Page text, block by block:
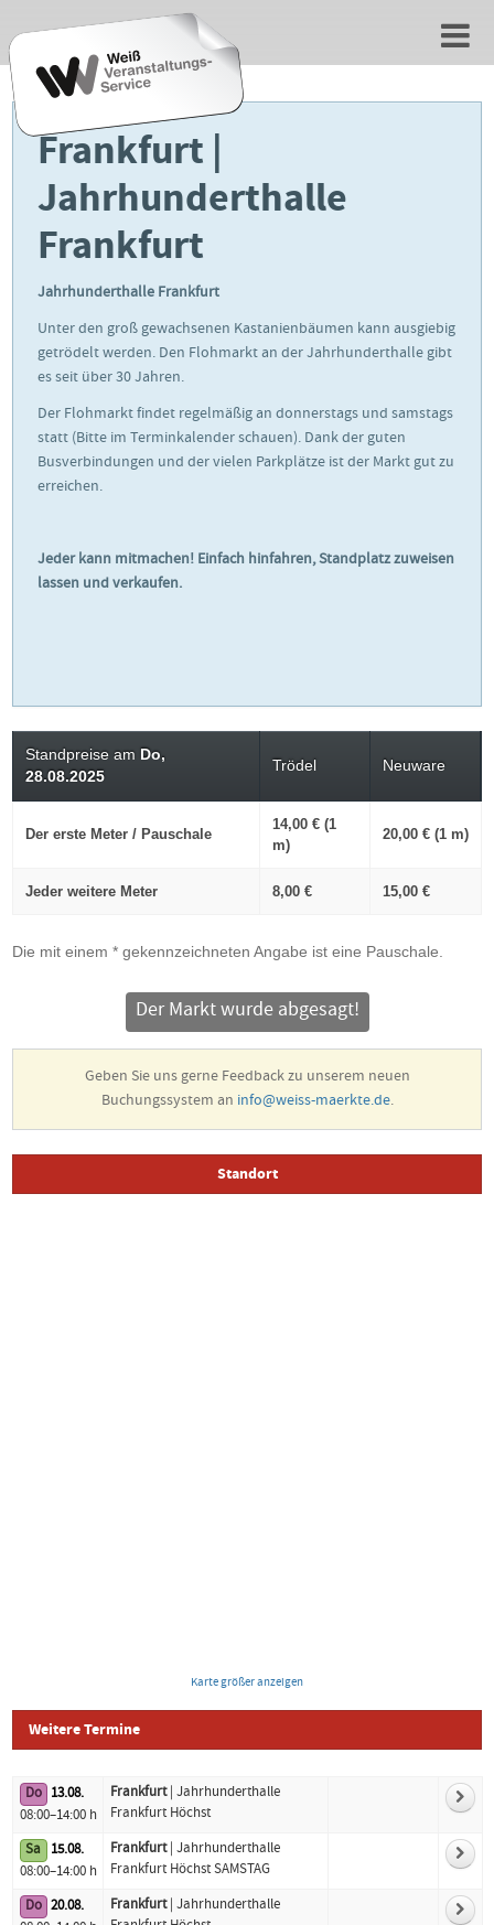
Frankfurt |
Jahrhunderthalle
Frankfurt
Jahrhunderthalle Frankfurt
Unter den groß gewachsenen Kastanienbäumen kann ausgiebig
getrödelt werden. Den Flohmarkt an der Jahrhunderthalle gibt
es seit über 30 Jahren.
Der Flohmarkt findet regelmäßig an donnerstags und samstags
statt (Bitte im Terminkalender schauen). Dank der guten
Busverbindungen und der vielen Parkplätze ist der Markt gut zu
erreichen.
Jeder kann mitmachen! Einfach hinfahren, Standplatz zuweisen
lassen und verkaufen.
Standpreise am Do,
28.08.2025
Trödel Neuware
Der erste Meter / Pauschale
14,00 € (1
m)
20,00 € (1 m)
Jeder weitere Meter 8,00 € 15,00 €
Die mit einem * gekennzeichneten Angabe ist eine Pauschale.
Der Markt wurde abgesagt!
Geben Sie uns gerne Feedback zu unserem neuen
Buchungssystem an info@weiss-maerkte.de.
Standort
Karte größer anzeigen
Weitere Termine
Logo Datum Standort
Do 13.08.
08:00–14:00 h
Frankfurt| Jahrhunderthalle
Frankfurt Höchst
Sa 15.08.
08:00–14:00 h
Frankfurt| Jahrhunderthalle
Frankfurt Höchst SAMSTAG
Do 20.08.
Frankfurt| Jahrhunderthalle